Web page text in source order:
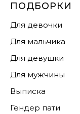
ПОДБОРКИ
Для девочки
Для мальчика
Для девушки
Для мужчины
Выписка
Гендер пати